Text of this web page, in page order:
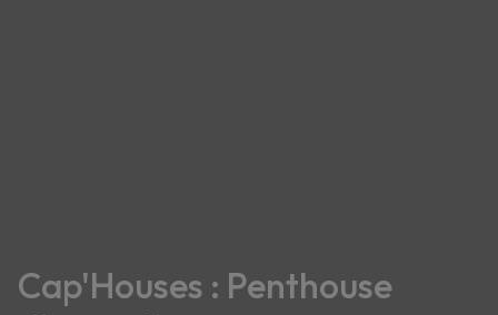
Cap'Houses : Penthouse